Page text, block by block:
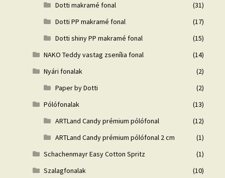
Dotti makramé fonal
(31)
Dotti PP makramé fonal
(17)
Dotti shiny PP makramé fonal
(15)
NAKO Teddy vastag zsenília fonal
(14)
Nyári fonalak
(2)
Paper by Dotti
(2)
Pólófonalak
(13)
ARTLand Candy prémium pólófonal
(12)
ARTLand Candy prémium pólófonal 2 cm
(1)
Schachenmayr Easy Cotton Spritz
(1)
Szalagfonalak
(10)